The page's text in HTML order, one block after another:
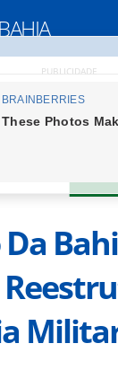
BAHIA
PUBLICIDADE